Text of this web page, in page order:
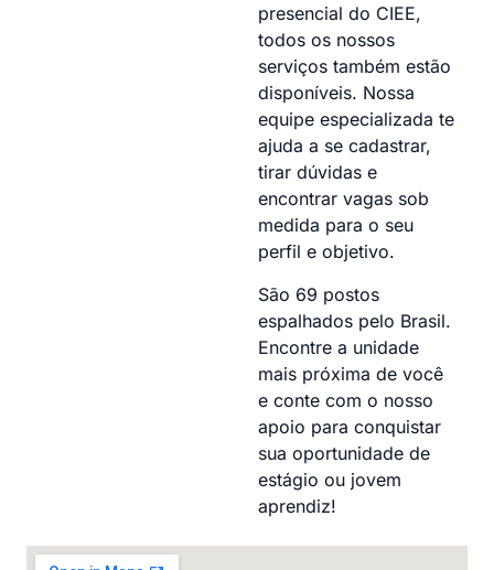
presencial do CIEE,
todos os nossos
serviços também estão
disponíveis. Nossa
equipe especializada te
ajuda a se cadastrar,
tirar dúvidas e
encontrar vagas sob
medida para o seu
perfil e objetivo.
São 69 postos
espalhados pelo Brasil.
Encontre a unidade
mais próxima de você
e conte com o nosso
apoio para conquistar
sua oportunidade de
estágio ou jovem
aprendiz!